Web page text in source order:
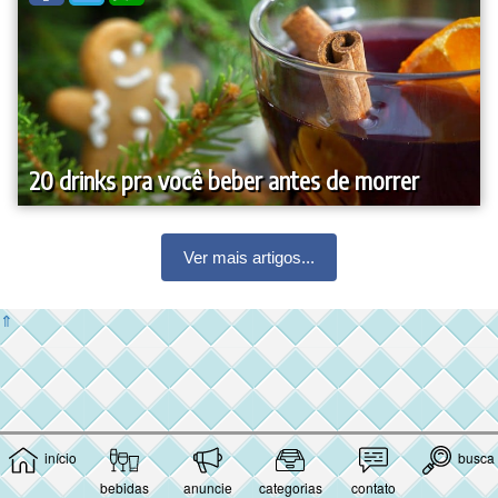
início
bebidas
anuncie categorias contato
busca
20 drinks pra você beber antes de morrer
Ver mais artigos...
⇑